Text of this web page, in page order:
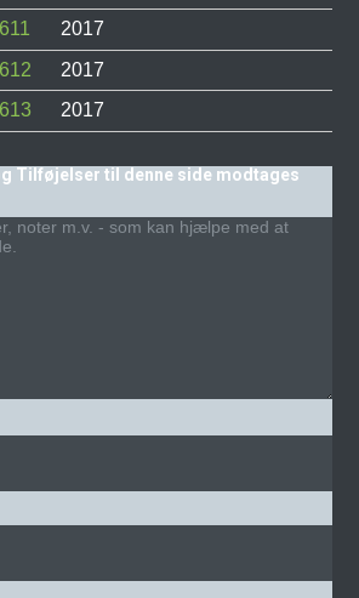
2017
2017
2017
Tilføjelser til denne side modtages